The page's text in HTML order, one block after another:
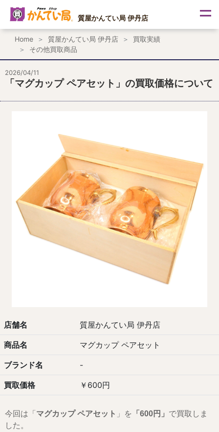
ス
プ
質屋かんてい局 伊丹店
Home 質屋かんてい局 伊丹店
買取実績
その他買取商品
2026/04/11
「マグカップ ペアセット」の買取価格について
店舗名 質屋かんてい局 伊丹店
商品名 マグカップ ペアセット
ブランド名 -
買取価格 ￥600円
今回は「 マグカップ ペアセット 」を 「600円」 で買取しま
した。